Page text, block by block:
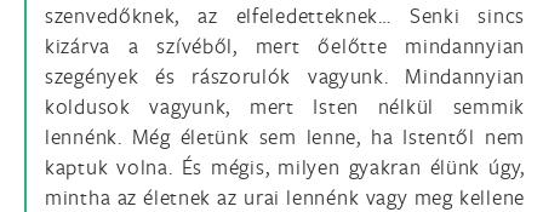
szenvedőknek, az elfeledetteknek… Senki sincs
kizárva a szívéből, mert őelőtte mindannyian
szegények és rászorulók vagyunk. Mindannyian
koldusok vagyunk, mert Isten nélkül semmik
lennénk. Még életünk sem lenne, ha Istentől nem
kaptuk volna. És mégis, milyen gyakran élünk úgy,
mintha az életnek az urai lennénk vagy meg kellene